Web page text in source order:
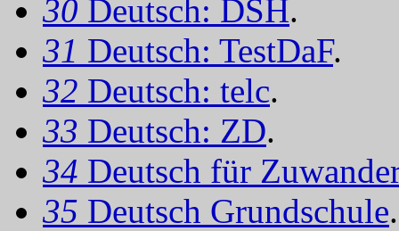
30 Deutsch: DSH.
31 Deutsch: TestDaF.
32 Deutsch: telc.
33 Deutsch: ZD.
34 Deutsch für
35 Deutsch Grundschule.